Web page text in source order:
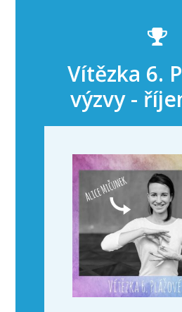
Vítězka 6.
výzvy -